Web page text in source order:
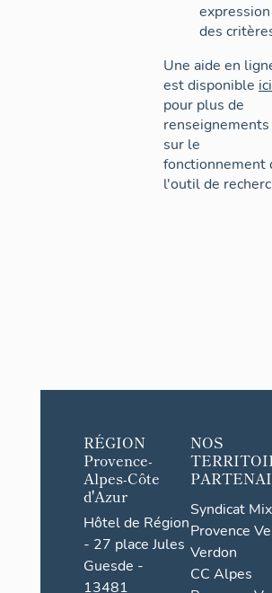
expression
des
Une aide en
est disponible ici
pour plus de
renseignements
sur le
fonctionnement
l'outil de
RÉGION
Provence-
Alpes-Côte
d'Azur
Hôtel de Région
- 27 place Jules
Guesde -
13481
NOS
Syndicat
Provence
Verdon
CC Alpes